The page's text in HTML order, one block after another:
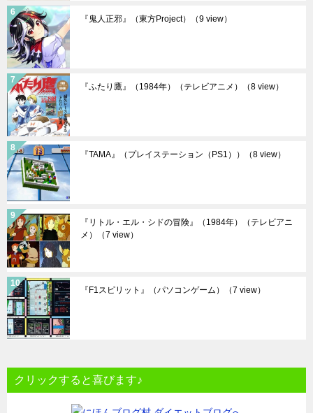
『鬼人正邪』（東方Project） （9 view）
『ふたり鷹』（1984年）（テレビアニメ） （8 view）
『TAMA』（プレイステーション（PS1）） （8 view）
『リトル・エル・シドの冒険』（1984年）（テレビアニ
メ）
（7 view）
『F1スピリット』（パソコンゲーム） （7 view）
クリックすると喜びます♪